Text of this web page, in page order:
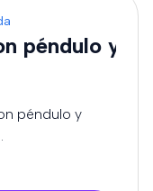
tu crecimiento
tu realidad
péndulo y
péndulo y